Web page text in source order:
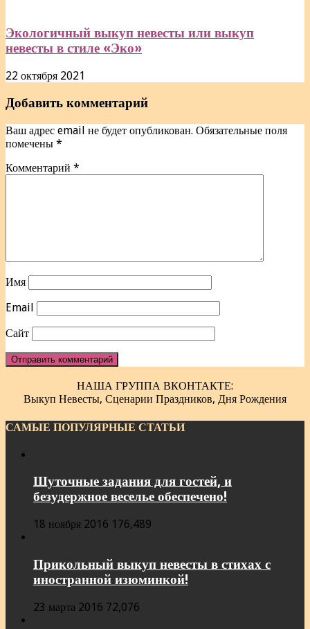
Экологичный выкуп невесты или выкуп
невесты в стиле «Эко»
22 октября 2021
Добавить комментарий
Ваш адрес email не будет опубликован. Обязательные поля
помечены *
Комментарий *
Имя
Email
Сайт
НАША ГРУППА ВКОНТАКТЕ:
Выкуп Невесты, Сценарии Праздников, Дня Рождения
САМЫЕ ПОПУЛЯРНЫЕ СТАТЬИ
Шуточные задания для гостей, и
безудержное веселье обеспечено!
18 ноября 2016 176,489
Прикольный выкуп невесты в стихах с
иностранной изюминкой!
23 марта 2016 72,076